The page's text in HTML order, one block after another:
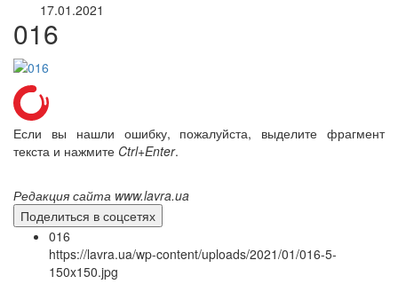
17.01.2021
016
Если вы нашли ошибку, пожалуйста, выделите фрагмент
текста и нажмите Ctrl+Enter.
Редакция сайта www.lavra.ua
Поделиться в соцсетях
016
https://lavra.ua/wp-content/uploads/2021/01/016-5-
150x150.jpg